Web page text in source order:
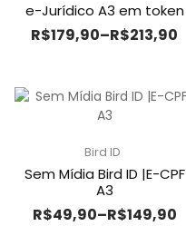
e-Jurídico A3 em token
R$179,90–R$213,90
Bird ID
Sem Mídia Bird ID |E-CPF
A3
R$49,90–R$149,90